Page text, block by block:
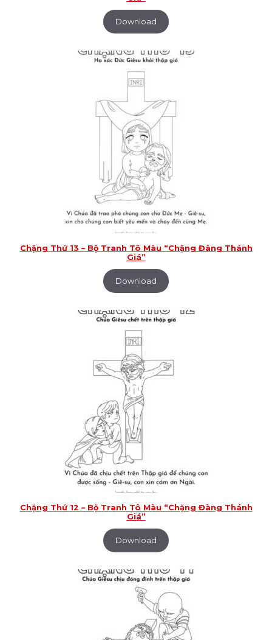
Download
Chặng Thứ 13 – Bộ Tranh Tô Màu “Chặng Đàng Thánh
Giá”
Download
Chặng Thứ 12 – Bộ Tranh Tô Màu “Chặng Đàng Thánh
Giá”
Download